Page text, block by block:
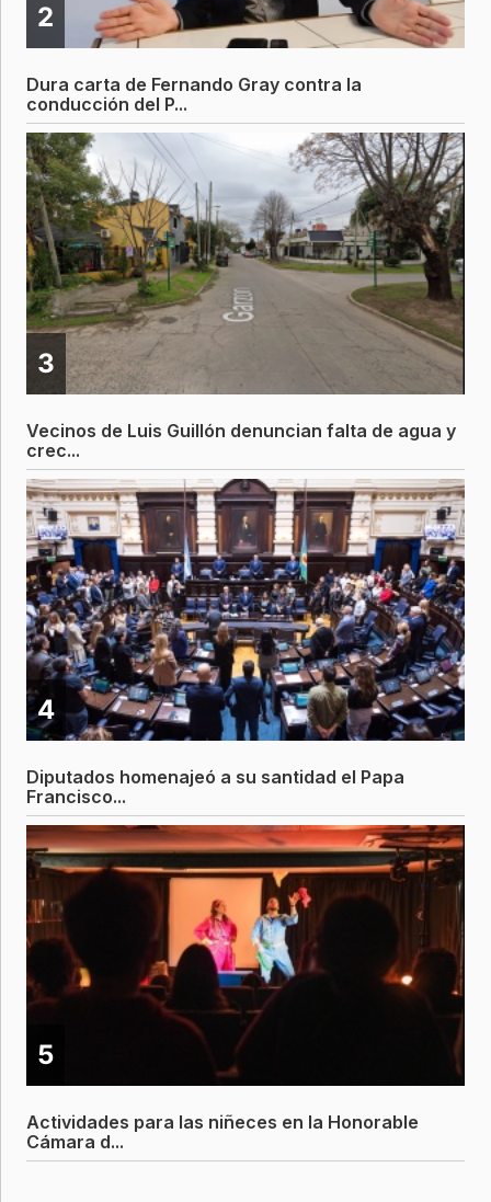
2
Dura carta de Fernando Gray contra la
conducción del P...
3
Vecinos de Luis Guillón denuncian falta de agua y
crec...
4
Diputados homenajeó a su santidad el Papa
Francisco...
5
Actividades para las niñeces en la Honorable
Cámara d...